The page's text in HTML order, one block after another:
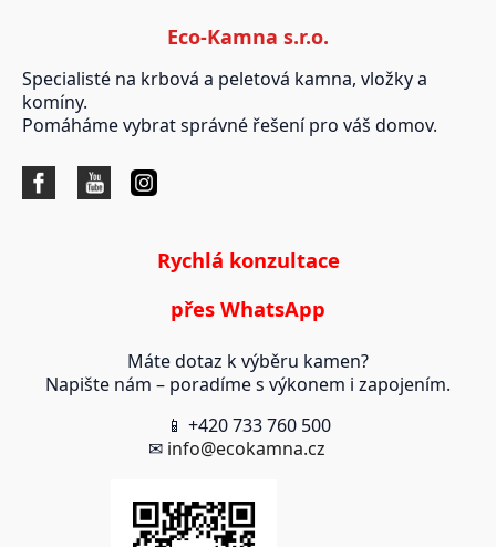
Eco-Kamna s.r.o.
Specialisté na krbová a peletová kamna, vložky a
komíny.
Pomáháme vybrat správné řešení pro váš domov.
Rychlá konzultace
přes WhatsApp
Máte dotaz k výběru kamen?
Napište nám – poradíme s výkonem i zapojením.
📱 +420 733 760 500
✉ info@ecokamna.cz